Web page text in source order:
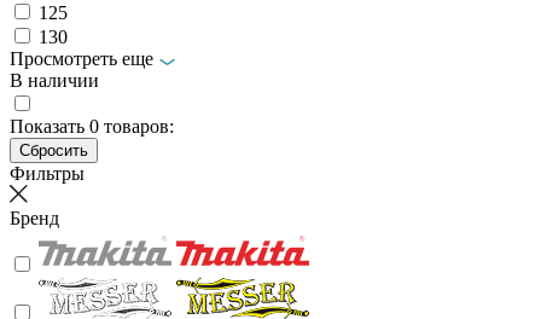
125
130
Просмотреть еще
В наличии
Показать 0 товаров:
Фильтры
Бренд